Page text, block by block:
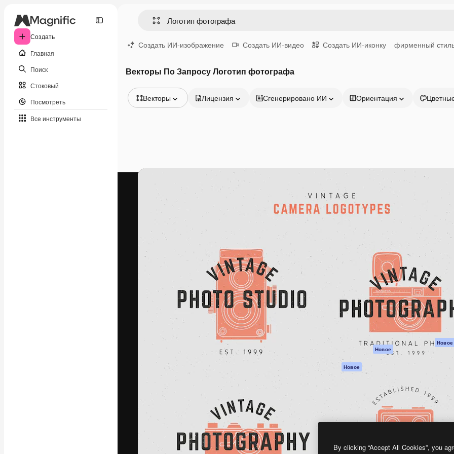
Создать
Главная
Поиск
Стоковый
Посмотреть
Все инструменты
Создать ИИ-изображение Создать ИИ-видео Создать ИИ-иконку фирменный
Векторы По Запросу Логотип фотографа
Векторы
Видео
Видеошаблоны
3D-модели
Лицензия Сгенерировано ИИ Ориентация
Креативная платформа для создания
ваших лучших работ. Более 1 миллиона
подписчиков среди креаторов,
предприятий, агентств и студий.
Pусский
Продукция
ИИ-помощник
Генератор
изображений ИИ
Генератор видео
Генератор голоса
на основе ИИ
Стоковый контент
Claude/ChatGPT
Новое
Агенты Новое
Мобильное
Все инструменты
Magnific
Начать
Academy
Документация
Пакету ИИ
Служба
поддержки
Условия и
положения
Политика
Оригиналы Новое
Политика
Центр доверия
Партнеры
Предприятие
By clicking “Accept All Cookies”, you